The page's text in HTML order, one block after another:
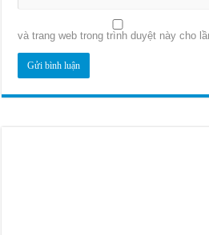
và trang web trong trình duyệt này cho